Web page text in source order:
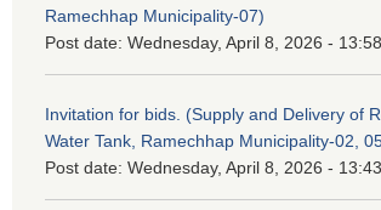
Ramechhap Municipality-07)
Post date: Wednesday, April 8, 2026 - 13:58
Invitation for bids. (Supply and Delivery of
Water Tank, Ramechhap Municipality-02,
Post date: Wednesday, April 8, 2026 - 13:43